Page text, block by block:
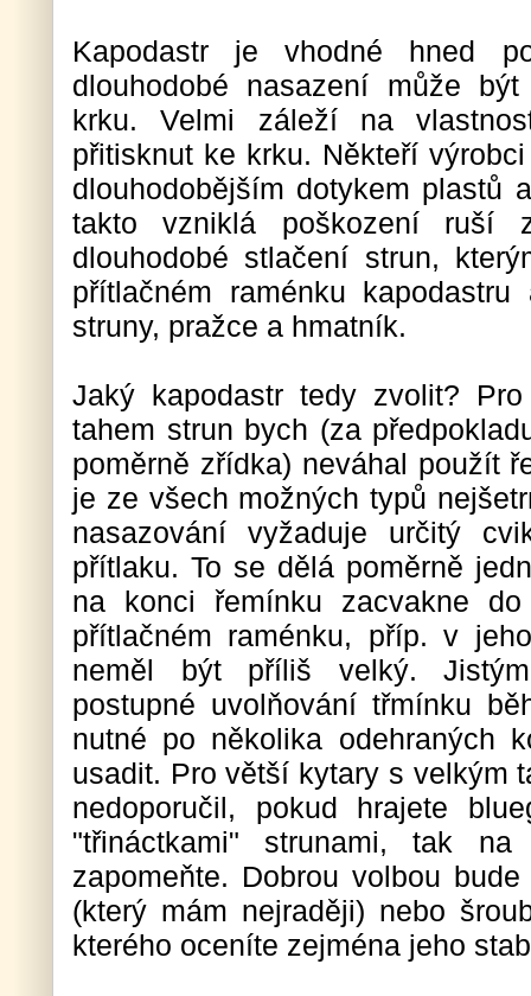
Kapodastr je vhodné hned
dlouhodobé nasazení může
krku. Velmi záleží na
přitisknut ke krku. Někteří
dlouhodobějším dotykem plastů
takto vzniklá poškození ruší
dlouhodobé stlačení strun,
přítlačném raménku
struny, pražce a hmatník.
Jaký kapodastr tedy zvolit?
tahem strun bych (za
poměrně zřídka) neváhal použít
je ze všech možných typů
nasazování vyžaduje určitý
přítlaku. To se dělá poměrně
na konci řemínku zacvakne
přítlačném raménku, příp. v
neměl být příliš velký.
postupné uvolňování třmínku
nutné po několika odehraných
usadit. Pro větší kytary s velkým
nedoporučil, pokud hrajete
"třináctkami" strunami, tak
zapomeňte. Dobrou volbou
(který mám nejraději) nebo
kterého oceníte zejména jeho